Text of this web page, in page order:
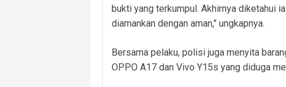
bukti yang terkumpul. Akhirnya diketahui
diamankan dengan aman," ungkapnya.
Bersama pelaku, polisi juga menyita
OPPO A17 dan Vivo Y15s yang diduga